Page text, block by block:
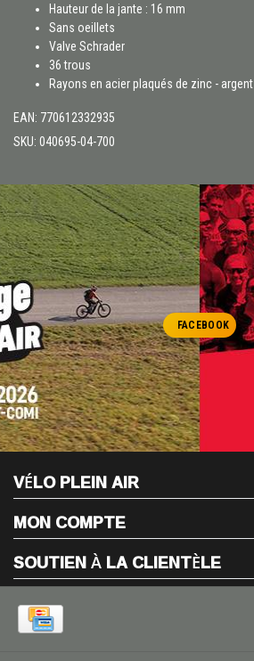
Hauteur de la jante : 16 mm
Sans oeillets
Valve Schrader
36 trous
Rayons en acier plaqués de zinc - argent
EAN: 770612332935
SKU: 040695-04-700
FACEBOOK
VÉLO PLEIN AIR
MON COMPTE
SOUTIEN À LA CLIENTÈLE